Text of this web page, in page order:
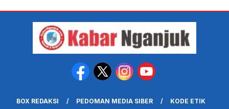
BOX REDAKSI PEDOMAN MEDIA SIBER KODE ETIK